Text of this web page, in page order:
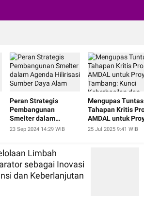
Peran Strategis
Pembangunan
Smelter dalam
Agenda Hilirisasi
23 Sep 2024 14:29 WIB
Mengupas Tuntas
Tahapan Kritis
AMDAL untuk
Tambang: Kunci
25 Jul 2025 9:41 WIB
Limbah
sebagai Inovasi
dan Keberlanjutan